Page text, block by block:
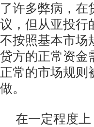
了许多弊病，在
议，但从亚投行
不按照基本市场
贷方的正常资金
正常的市场规则
做。
在一定程度